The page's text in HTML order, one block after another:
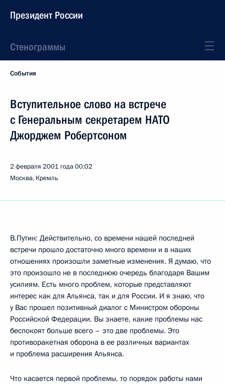
Президент России
Стенограммы
События
Вступительное слово на встрече
с Генеральным секретарем НАТО
Джорджем Робертсоном
2 февраля 2001 года00:02
Москва, Кремль
В.Путин: Действительно, со времени нашей последней
встречи прошло достаточно много времени и в наших
отношениях произошли заметные изменения. Я думаю, что
это произошло не в последнюю очередь благодаря Вашим
усилиям. Есть много проблем, которые представляют
интерес как для Альянса, так и для России. И я знаю, что
у Вас прошел позитивный диалог с Министром обороны
Российской Федерации. Вы знаете, какие проблемы нас
беспокоят больше всего – это две проблемы. Это
противоракетная оборона в ее различных вариантах
и проблема расширения Альянса.
Что касается первой проблемы, то порядок работы нами